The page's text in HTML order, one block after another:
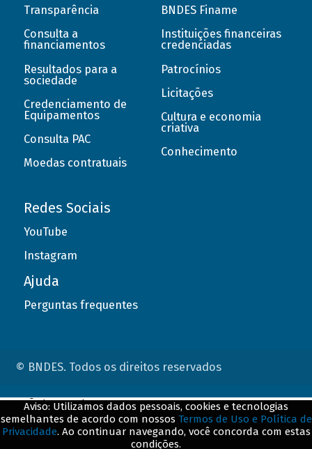
Transparência
Consulta a
financiamentos
Resultados para a
sociedade
Credenciamento de
Equipamentos
Consulta PAC
Moedas contratuais
BNDES Finame
Instituições financeiras
credenciadas
Patrocínios
Licitações
Cultura e economia
criativa
Conhecimento
Redes Sociais
YouTube
Instagram
Ajuda
Perguntas frequentes
© BNDES. Todos os direitos reservados
Aviso: Utilizamos dados pessoais, cookies e tecnologias
semelhantes de acordo com nossos Termos de Uso e Política de
Privacidade. Ao continuar navegando, você concorda com estas
condições.
ConteÃºdo complementar
${title}${badge}